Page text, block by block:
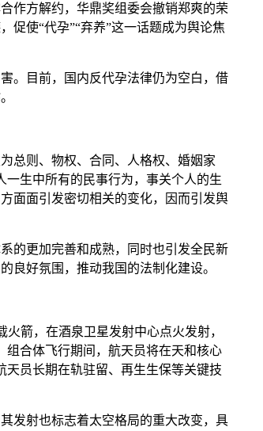
作方解约，华鼎奖组委会撤销郑爽的荣
促使“代孕”“弃养”这一话题成为舆论焦
。目前，国内反代孕法律仍为空白，借
总则、物权、合同、人格权、婚姻家
一生中所有的民事行为，事关个人的生
面面引发密切相关的变化，因而引发舆
的更加完善和成熟，同时也引发全民新
良好氛围，推动我国的法制化建设。
箭，在酒泉卫星发射中心点火发射，
组合体飞行期间，航天员将在天和核心
员长期在轨驻留、再生生保等关键技
发射也标志着太空格局的重大改变，具